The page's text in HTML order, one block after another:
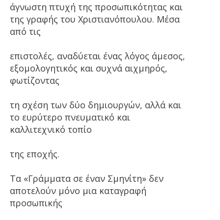
άγνωστη πτυχή της προσωπικότητας και
της γραφής του Χριστιανόπουλου. Μέσα
από τις
επιστολές, αναδύεται ένας λόγος άμεσος,
εξομολογητικός και συχνά αιχμηρός,
φωτίζοντας
τη σχέση των δύο δημιουργών, αλλά και
το ευρύτερο πνευματικό και
καλλιτεχνικό τοπίο
της εποχής.
Τα «Γράμματα σε έναν Σμηνίτη» δεν
αποτελούν μόνο μια καταγραφή
προσωπικής